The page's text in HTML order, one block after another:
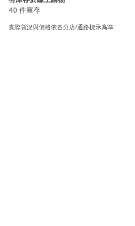
40 件庫存
實際貨況與價格依各分店/通路標示為準